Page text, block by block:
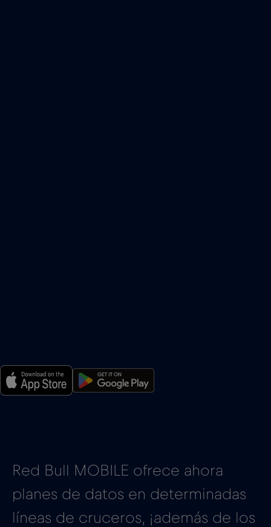
Red Bull MOBILE ofrece ahora
planes de datos en determinadas
líneas de cruceros, ¡además de los